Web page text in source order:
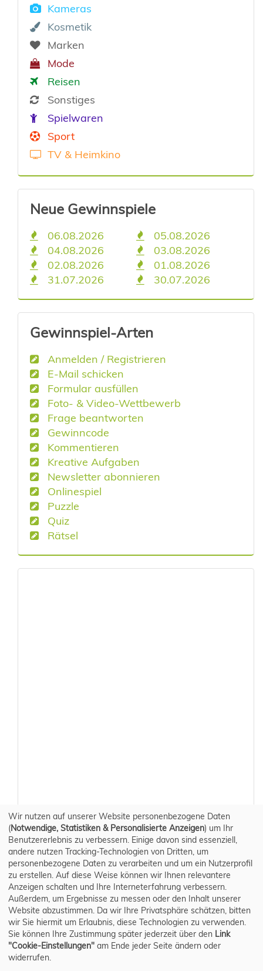
Kameras
Kosmetik
Marken
Mode
Reisen
Sonstiges
Spielwaren
Sport
TV & Heimkino
Neue Gewinnspiele
06.08.2026
05.08.2026
04.08.2026
03.08.2026
02.08.2026
01.08.2026
31.07.2026
30.07.2026
Gewinnspiel-Arten
Anmelden / Registrieren
E-Mail schicken
Formular ausfüllen
Foto- & Video-Wettbewerb
Frage beantworten
Gewinncode
Kommentieren
Kreative Aufgaben
Newsletter abonnieren
Onlinespiel
Puzzle
Quiz
Rätsel
Wir nutzen auf unserer Website personenbezogene Daten
(Notwendige, Statistiken & Personalisierte Anzeigen) um Ihr
Benutzererlebnis zu verbessern. Einige davon sind essenziell,
andere nutzen Tracking-Technologien von Dritten, um
personenbezogene Daten zu verarbeiten und um ein Nutzerprofil
zu erstellen. Auf diese Weise können wir Ihnen relevantere
Anzeigen schalten und Ihre Interneterfahrung verbessern.
Außerdem, um Ergebnisse zu messen oder den Inhalt unserer
Website abzustimmen. Da wir Ihre Privatsphäre schätzen, bitten
wir Sie hiermit um Erlaubnis, diese Technologien zu verwenden.
Sie können Ihre Zustimmung später jederzeit über den Link
"Cookie-Einstellungen" am Ende jeder Seite ändern oder
widerrufen.